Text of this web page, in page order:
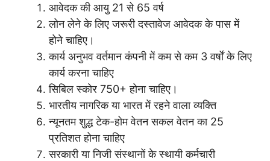
आवेदक की आयु 21 से 65 वर्ष
लोन लेने के लिए जरूरी दस्तावेज आवेदक के पास में
होने चाहिए।
कार्य अनुभव वर्तमान कंपनी में कम से कम 3 वर्षों के लिए
कार्य करना चाहिए
सिबिल स्कोर 750+ होना चाहिए।
भारतीय नागरिक या भारत में रहने वाला व्यक्ति
न्यूनतम शुद्ध टेक-होम वेतन सकल वेतन का 25
प्रतिशत होना चाहिए
सरकारी या निजी संस्थानों के स्थायी कर्मचारी